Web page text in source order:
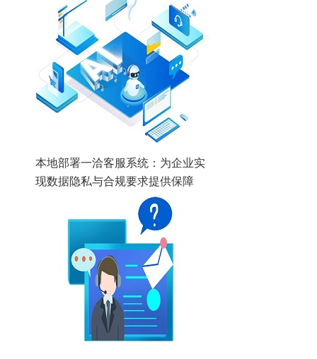
本地部署一洽客服系统：为企业实
现数据隐私与合规要求提供保障